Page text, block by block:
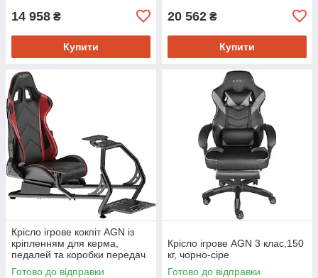
14 958 ₴
Купити
20 562 ₴
Купити
Крісло ігрове кокпіт AGN із
кріпленням для керма,
педалей та коробки передач
чорне
Готово до відправки
Крісло ігрове AGN 3 клас,150
кг, чорно-сіре
Готово до відправки